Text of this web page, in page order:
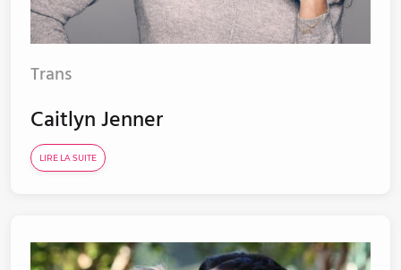
Trans
Caitlyn Jenner
LIRE LA SUITE